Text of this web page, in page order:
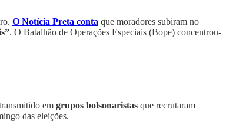
O Notícia Preta conta que moradores subiram no
. O Batalhão de Operações Especiais (Bope) concentrou-
em grupos bolsonaristas que recrutaram
das eleições.